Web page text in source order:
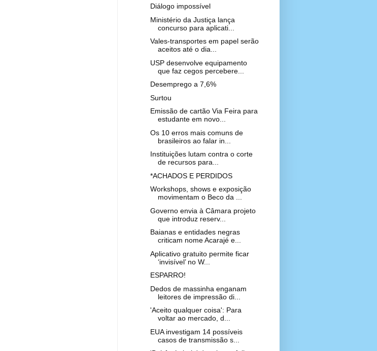
Diálogo impossível
Ministério da Justiça lança
concurso para aplicati...
Vales-transportes em papel serão
aceitos até o dia...
USP desenvolve equipamento
que faz cegos percebere...
Desemprego a 7,6%
Surtou
Emissão de cartão Via Feira para
estudante em novo...
Os 10 erros mais comuns de
brasileiros ao falar in...
Instituições lutam contra o corte
de recursos para...
*ACHADOS E PERDIDOS
Workshops, shows e exposição
movimentam o Beco da ...
Governo envia à Câmara projeto
que introduz reserv...
Baianas e entidades negras
criticam nome Acarajé e...
Aplicativo gratuito permite ficar
‘invisível’ no W...
ESPARRO!
Dedos de massinha enganam
leitores de impressão di...
'Aceito qualquer coisa': Para
voltar ao mercado, d...
EUA investigam 14 possíveis
casos de transmissão s...